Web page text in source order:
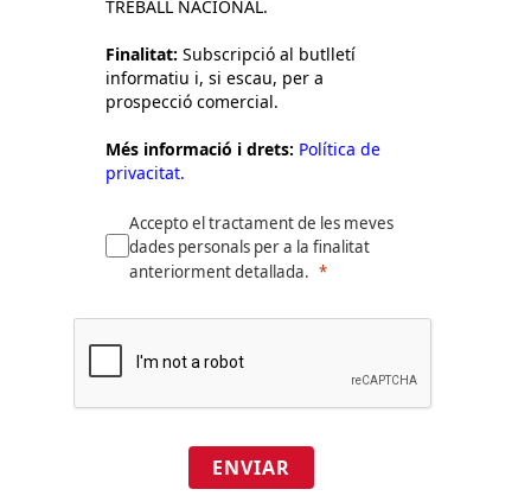
TREBALL NACIONAL.
Finalitat: Subscripció al butlletí
informatiu i, si escau, per a
prospecció comercial.
Més informació i drets: Política de
privacitat.
Accepto el tractament de les meves
dades personals per a la finalitat
anteriorment detallada.
ENVIAR